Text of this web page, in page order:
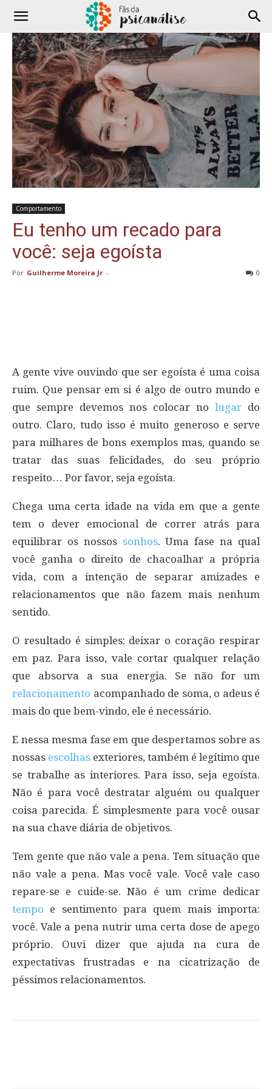
Comportamento
Eu tenho um recado para
você: seja egoísta
Por Guilherme Moreira Jr - 0
A gente vive ouvindo que ser egoísta é uma coisa
ruim. Que pensar em si é algo de outro mundo e
que sempre devemos nos colocar no lugar do
outro. Claro, tudo isso é muito generoso e serve
para milhares de bons exemplos mas, quando se
tratar das suas felicidades, do seu próprio
respeito… Por favor, seja egoísta.
Chega uma certa idade na vida em que a gente
tem o dever emocional de correr atrás para
equilibrar os nossos sonhos. Uma fase na qual
você ganha o direito de chacoalhar a própria
vida, com a intenção de separar amizades e
relacionamentos que não fazem mais nenhum
sentido.
O resultado é simples: deixar o coração respirar
em paz. Para isso, vale cortar qualquer relação
que absorva a sua energia. Se não for um
relacionamento acompanhado de soma, o adeus é
mais do que bem-vindo, ele é necessário.
E nessa mesma fase em que despertamos sobre as
nossas escolhas exteriores, também é legítimo que
se trabalhe as interiores. Para isso, seja egoísta.
Não é para você destratar alguém ou qualquer
coisa parecida. É simplesmente para você ousar
na sua chave diária de objetivos.
Tem gente que não vale a pena. Tem situação que
não vale a pena. Mas você vale. Você vale caso
repare-se e cuide-se. Não é um crime dedicar
tempo e sentimento para quem mais importa:
você. Vale a pena nutrir uma certa dose de apego
próprio. Ouvi dizer que ajuda na cura de
expectativas frustradas e na cicatrização de
péssimos relacionamentos.